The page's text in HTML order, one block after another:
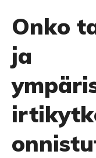
Onko
ja